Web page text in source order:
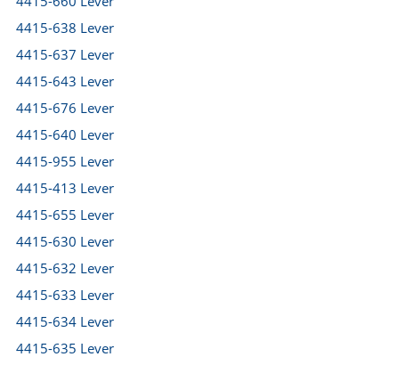
4415-638 Lever
4415-637 Lever
4415-643 Lever
4415-676 Lever
4415-640 Lever
4415-955 Lever
4415-413 Lever
4415-655 Lever
4415-630 Lever
4415-632 Lever
4415-633 Lever
4415-634 Lever
4415-635 Lever